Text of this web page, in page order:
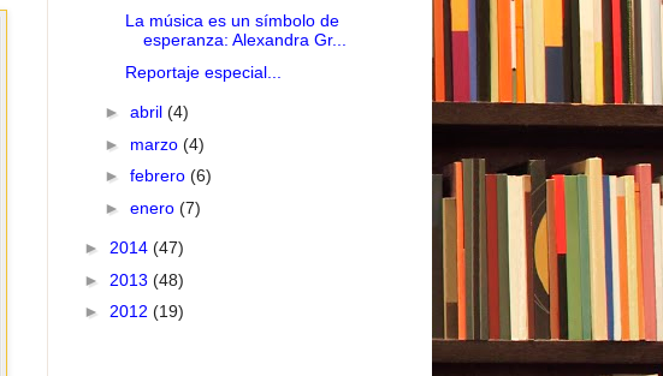
La música es un símbolo de
esperanza: Alexandra Gr...
Reportaje especial...
► abril (4)
► marzo (4)
► febrero (6)
► enero (7)
► 2014 (47)
► 2013 (48)
► 2012 (19)